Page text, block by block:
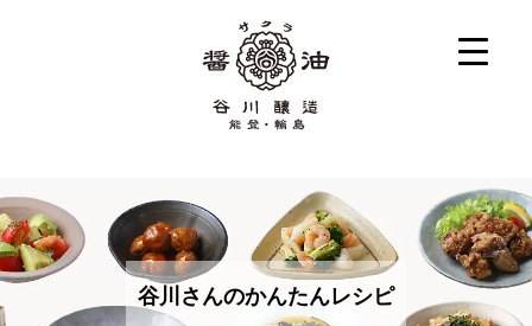
谷川さんのかんたんレシピ